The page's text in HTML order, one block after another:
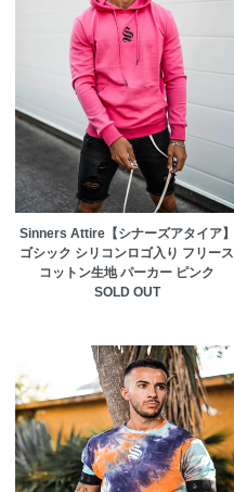
Sinners Attire【シナーズアタイア】
ゴシック シリコンロゴ入り フリース
コットン生地 パーカー ピンク
SOLD OUT